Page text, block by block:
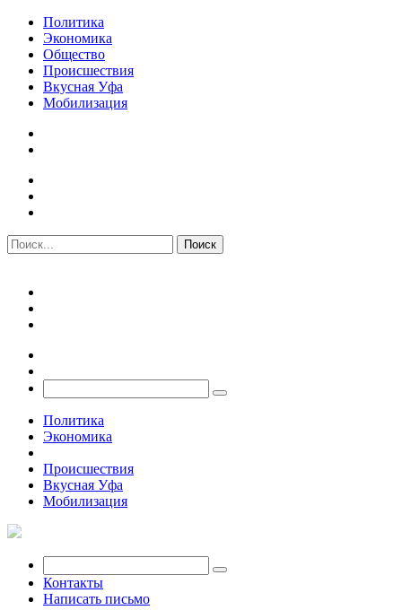
Политика
Экономика
Общество
Происшествия
Вкусная Уфа
Мобилизация
Политика
Экономика
Происшествия
Вкусная Уфа
Мобилизация
Контакты
Написать письмо